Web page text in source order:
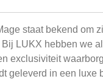
staat bekend om
LUKX hebben we
exclusiviteit
geleverd in een luxe